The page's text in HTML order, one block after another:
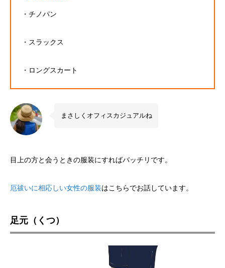
・チノパン
・スラックス
・ロングスカート
まさしくオフィスカジュアルね
目上の方と会うときの服装にすればバッチリです。
厄祓いに相応しい女性の服装はこちらでお話しています。
足元（くつ）